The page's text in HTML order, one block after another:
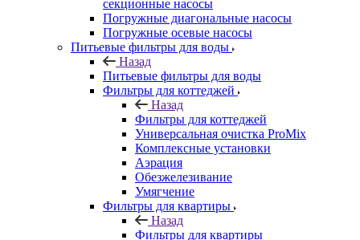
секционные насосы
Погружные диагональные насосы
Погружные осевые насосы
Питьевые фильтры для воды
Назад
Питьевые фильтры для воды
Фильтры для коттеджей
Назад
Фильтры для коттеджей
Универсальная очистка ProMix
Комплексные установки
Аэрация
Обезжелезивание
Умягчение
Фильтры для квартиры
Назад
Фильтры для квартиры